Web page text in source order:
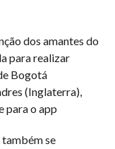
dos amantes do
para realizar
Bogotá
(Inglaterra),
para o app
se